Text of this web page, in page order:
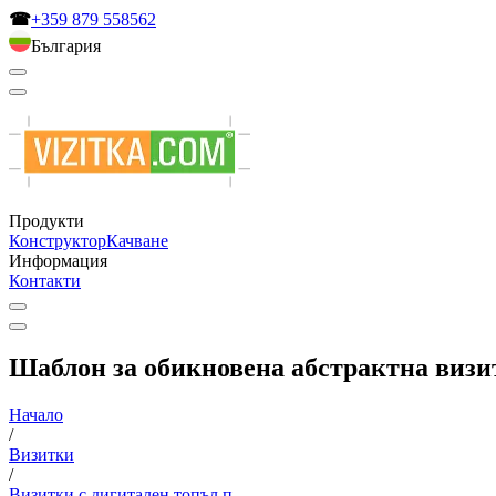
☎+359 879 558562
България
Продукти
КонструкторКачване
Информация
Контакти
Шаблон за обикновена абстрактна
Начало
/
Визитки
/